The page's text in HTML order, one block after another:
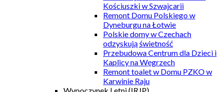
Kościuszki w Szwajcarii
Remont Domu Polskiego w
Dyneburgu na Łotwie
Polskie domy w Czechach
odzyskują świetność
Przebudowa Centrum dla Dzieci i
Kaplicy na Węgrzech
Remont toalet w Domu PZKO w
Karwinie Raju